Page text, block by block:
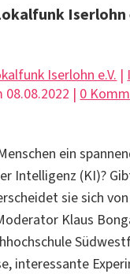
Iserlohn
Iserlohn e.V. |
| 0
ein
Intelligenz (KI)?
sie sich
Klaus
interessante